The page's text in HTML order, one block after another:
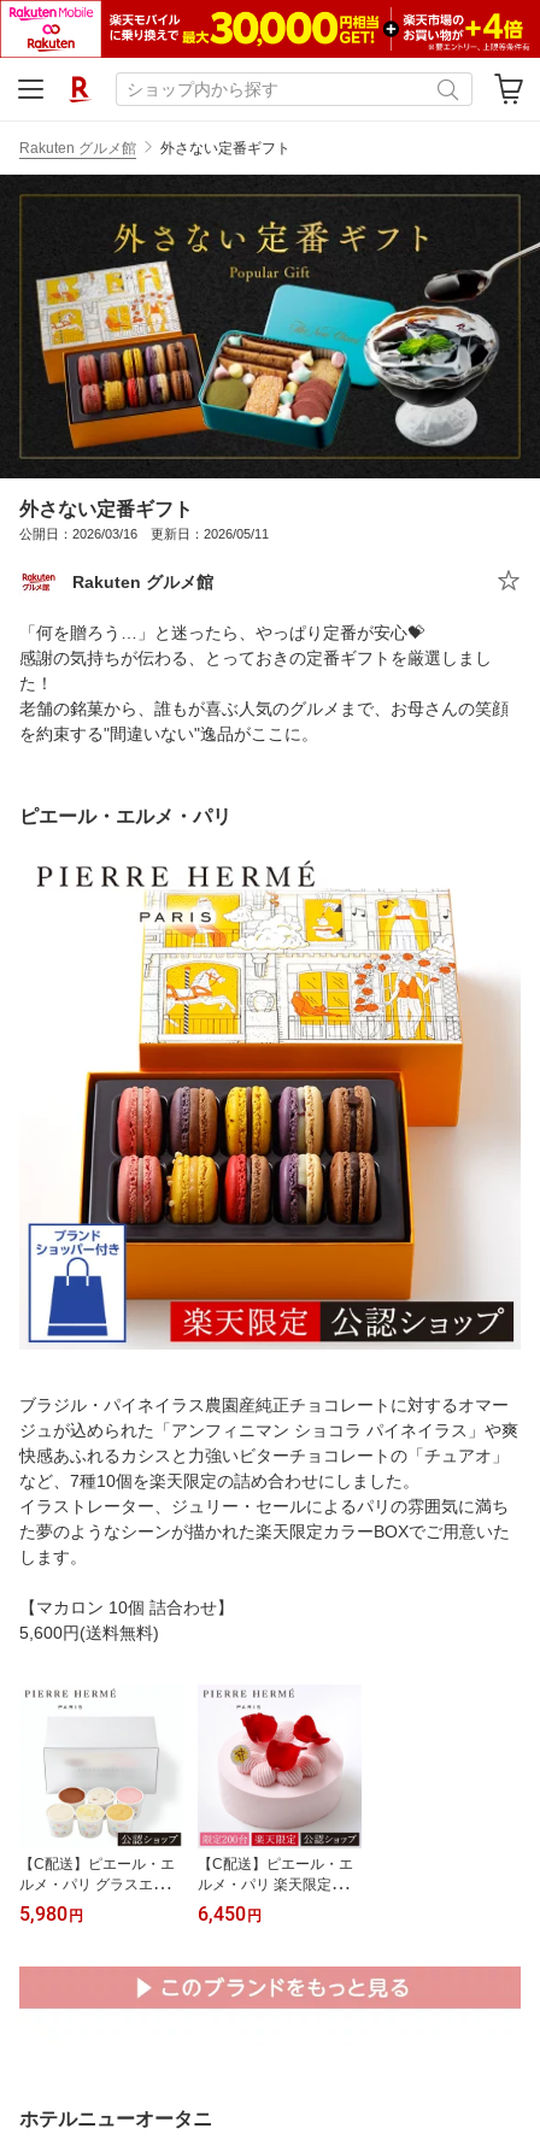
Rakuten グルメ館 外さない定番ギフト
外さない定番ギフト
公開日：2026/03/16 更新日：2026/05/11
Rakuten グルメ館
「何を贈ろう…」と迷ったら、やっぱり定番が安心💝
感謝の気持ちが伝わる、とっておきの定番ギフトを厳選しまし
た！
老舗の銘菓から、誰もが喜ぶ人気のグルメまで、お母さんの笑顔
を約束する"間違いない"逸品がここに。
ピエール・エルメ・パリ
ブラジル・パイネイラス農園産純正チョコレートに対するオマー
ジュが込められた「アンフィニマン ショコラ パイネイラス」や爽
快感あふれるカシスと力強いビターチョコレートの「チュアオ」
など、7種10個を楽天限定の詰め合わせにしました。
イラストレーター、ジュリー・セールによるパリの雰囲気に満ち
た夢のようなシーンが描かれた楽天限定カラーBOXでご用意いた
します。
【マカロン 10個 詰合わせ】
5,600円(送料無料)
【C配送】ピエール・エ
ルメ・パリ グラスエソル
ベ 6個詰合わせ 送料無料
グルメ おかし 感謝 アイ
ギフト お菓子 新婚 新築
5,980 円
【C配送】ピエール・エ
ルメ・パリ 楽天限定イス
パハンケーキ アイス ケ
ーキ 送料無料 スイーツ
フト ピエールエルメ お
かし 感謝 クリスマス プ
レゼント
6,450 円
ホテルニューオータニ